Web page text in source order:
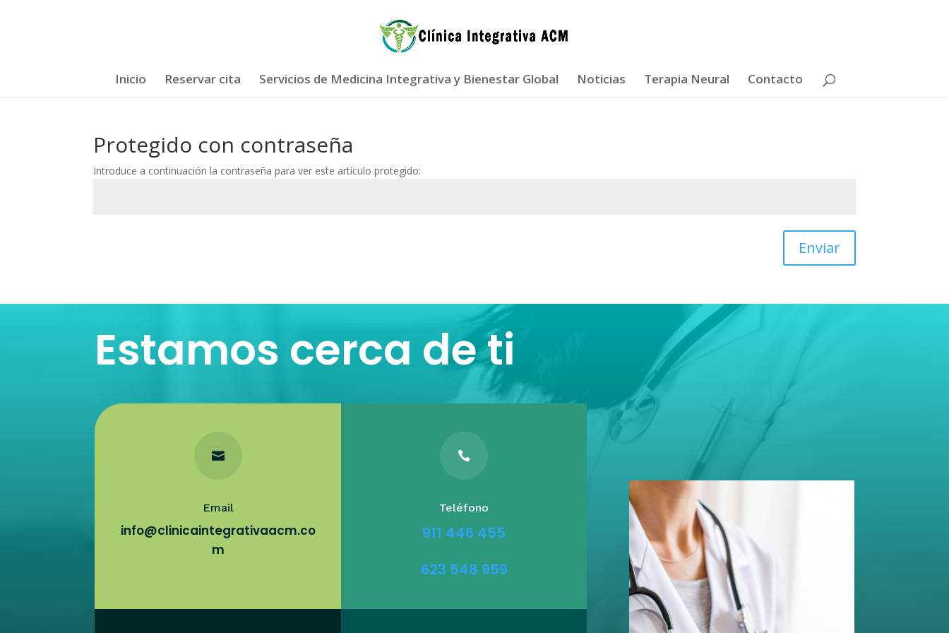
Inicio Reservar cita Servicios de Medicina Integrativa y Bienestar Global Noticias Terapia Neural Contacto
Protegido con contraseña
Introduce a continuación la contraseña para ver este artículo protegido:
Enviar
Estamos cerca de ti

Email
info@clinicaintegrativaacm.co
m

Teléfono
911 446 455
623 548 959